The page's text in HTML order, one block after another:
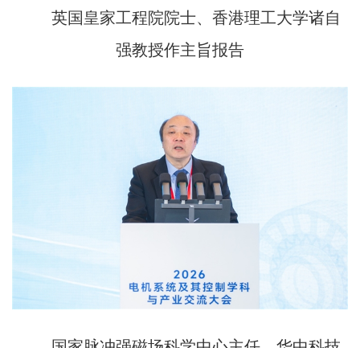
英国皇家工程院院士、香港理工大学诸自
强教授作主旨报告